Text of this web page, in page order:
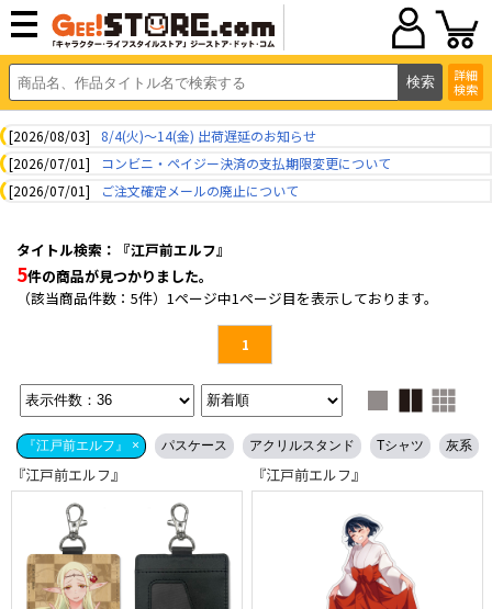
詳細
検索
[2026/08/03]
8/4(火)～14(金) 出荷遅延のお知らせ
[2026/07/01]
コンビニ・ペイジー決済の支払期限変更について
[2026/07/01]
ご注文確定メールの廃止について
タイトル検索：『江戸前エルフ』
5件の商品が見つかりました。
（該当商品件数：5件）1ページ中1ページ目を表示しております。
1
『江戸前エルフ』 × パスケース アクリルスタンド Tシャツ 灰系
『江戸前エルフ』 『江戸前エルフ』